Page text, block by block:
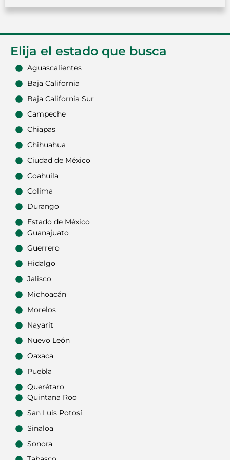
Elija el estado que busca
Aguascalientes
Baja California
Baja California Sur
Campeche
Chiapas
Chihuahua
Ciudad de México
Coahuila
Colima
Durango
Estado de México
Guanajuato
Guerrero
Hidalgo
Jalisco
Michoacán
Morelos
Nayarit
Nuevo León
Oaxaca
Puebla
Querétaro
Quintana Roo
San Luis Potosí
Sinaloa
Sonora